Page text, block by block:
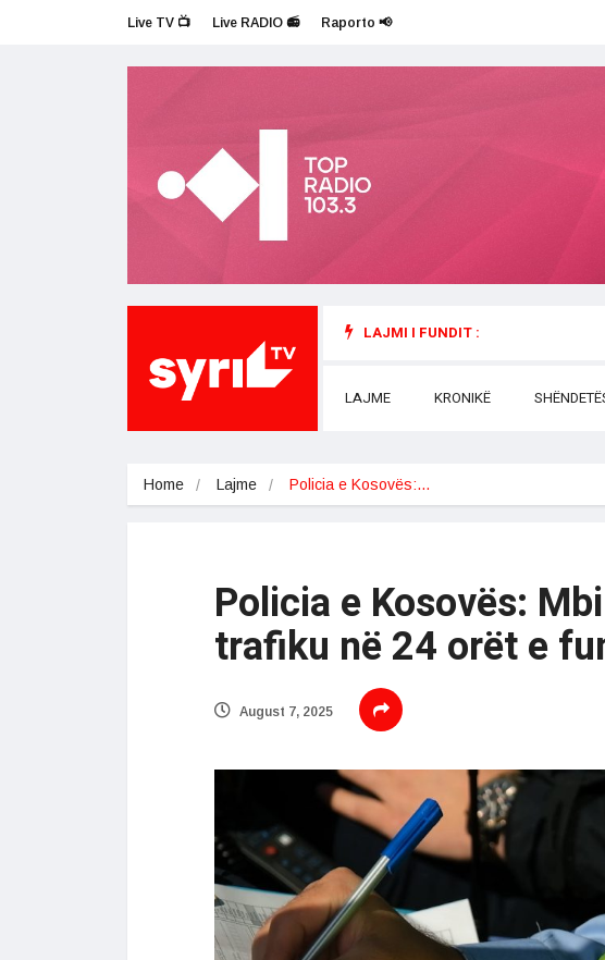
Live TV 📺 Live RADIO 📻 Raporto 📢
LAJMI I FUNDIT :
LAJME KRONIKË
Home Lajme Policia e Kosovës:…
Policia e Kosovës:
trafiku në 24 orët e
August 7, 2025